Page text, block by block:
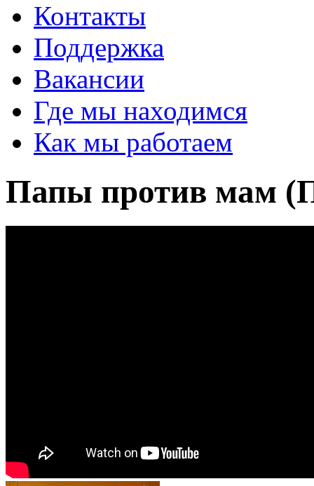
Контакты
Поддержка
Вакансии
Где мы находимся
Как мы работаем
Папы против мам